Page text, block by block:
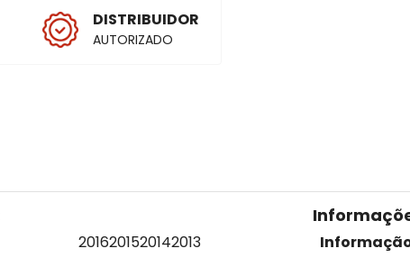
DISTRIBUIDOR
AUTORIZADO
2016201520142013